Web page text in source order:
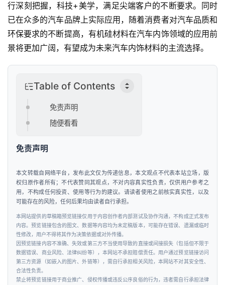
汽
车
&
出
行
行深刻把握，科技+美学，满足尖端客户的不断要求。同时
已在众多的汽车品牌上实际应用，随着消费者对汽车品质和
环保要求的不断提高，有机硅材料在汽车内饰领域的应用前
景将更加广阔，有望成为未来汽车内饰材料的主流选择。
Table of Contents
免责声明
随便看看
免责声明
本文转载自网络平台，发布此文仅为传递信息，本文观点不代表本站立场，版
权归原作者所有；不代表赞同其观点，不对内容真实性负责，仅供用户参考之
用，不构成任何投资、使用等行为的建议。请读者使用之前核实真实性，以及
可能存在的风险，任何后果均由读者自行承担。
本网站提供的草稿箱预览链接仅用于内容创作者内部测试及协作沟通，不构成正式发布
内容。预览链接包含的图文、数据等内容均为未定稿版本，可能存在错误、遗漏或临时
性修改，用户不得将其作为决策依据或对外传播。
因预览链接内容不准确、失效或第三方不当使用导致的直接或间接损失（包括但不限于
数据错误、商业风险、法律纠纷等），本网站不承担赔偿责任。用户通过预览链接访问
第三方资源（如嵌入的图片、外链等），需自行承担相关风险，本网站不对其安全性、
合法性负责。
禁止将预览链接用于商业推广、侵权传播或违反公序良俗的行为，违者需自行承担法律